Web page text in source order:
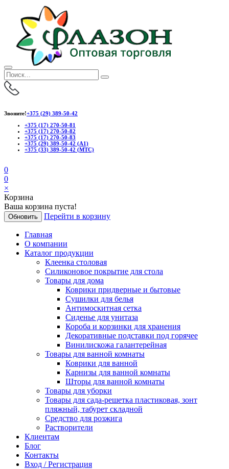
Звоните!+375 (29) 389-50-42
+375 (17) 270-50-81
+375 (17) 270-50-82
+375 (17) 270-50-83
+375 (29) 389-50-42 (А1)
+375 (33) 389-50-42 (МТС)
0
0
×
Корзина
Ваша корзина пуста!
Обновить Перейти в корзину
Главная
О компании
Каталог продукции
Клеенка столовая
Силиконовое покрытие для стола
Товары для дома
Коврики придверные и бытовые
Сушилки для белья
Антимоскитная сетка
Сиденье для унитаза
Короба и корзинки для хранения
Декоративные подставки под горячее
Винилискожа галантерейная
Товары для ванной комнаты
Коврики для ванной
Карнизы для ванной комнаты
Шторы для ванной комнаты
Товары для уборки
Товары для сада-решетка пластиковая, зонт
пляжный, табурет складной
Средство для розжига
Растворители
Клиентам
Блог
Контакты
Вход / Регистрация